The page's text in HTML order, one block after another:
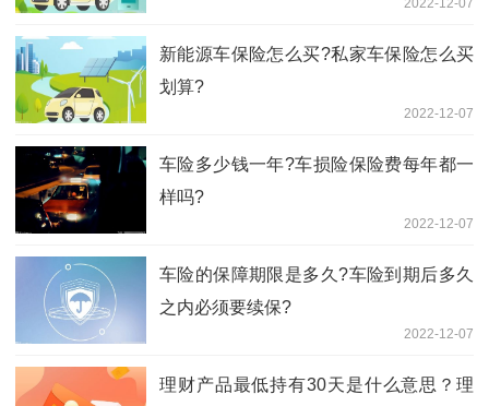
2022-12-07
新能源车保险怎么买?私家车保险怎么买
划算?
2022-12-07
车险多少钱一年?车损险保险费每年都一
样吗?
2022-12-07
车险的保障期限是多久?车险到期后多久
之内必须要续保?
2022-12-07
理财产品最低持有30天是什么意思？理